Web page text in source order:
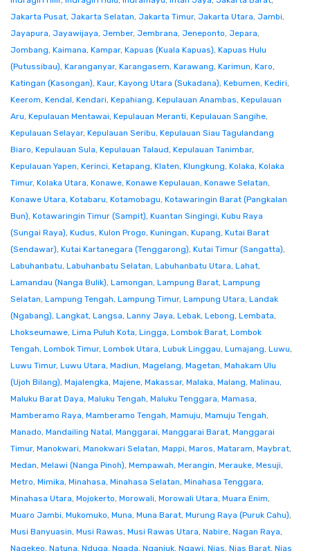
Jakarta Pusat, Jakarta Selatan, Jakarta Timur, Jakarta Utara, Jambi,
Jayapura, Jayawijaya, Jember, Jembrana, Jeneponto, Jepara,
Jombang, Kaimana, Kampar, Kapuas (Kuala Kapuas), Kapuas Hulu
(Putussibau), Karanganyar, Karangasem, Karawang, Karimun, Karo,
Katingan (Kasongan), Kaur, Kayong Utara (Sukadana), Kebumen, Kediri,
Keerom, Kendal, Kendari, Kepahiang, Kepulauan Anambas, Kepulauan
Aru, Kepulauan Mentawai, Kepulauan Meranti, Kepulauan Sangihe,
Kepulauan Selayar, Kepulauan Seribu, Kepulauan Siau Tagulandang
Biaro, Kepulauan Sula, Kepulauan Talaud, Kepulauan Tanimbar,
Kepulauan Yapen, Kerinci, Ketapang, Klaten, Klungkung, Kolaka, Kolaka
Timur, Kolaka Utara, Konawe, Konawe Kepulauan, Konawe Selatan,
Konawe Utara, Kotabaru, Kotamobagu, Kotawaringin Barat (Pangkalan
Bun), Kotawaringin Timur (Sampit), Kuantan Singingi, Kubu Raya
(Sungai Raya), Kudus, Kulon Progo, Kuningan, Kupang, Kutai Barat
(Sendawar), Kutai Kartanegara (Tenggarong), Kutai Timur (Sangatta),
Labuhanbatu, Labuhanbatu Selatan, Labuhanbatu Utara, Lahat,
Lamandau (Nanga Bulik), Lamongan, Lampung Barat, Lampung
Selatan, Lampung Tengah, Lampung Timur, Lampung Utara, Landak
(Ngabang), Langkat, Langsa, Lanny Jaya, Lebak, Lebong, Lembata,
Lhokseumawe, Lima Puluh Kota, Lingga, Lombok Barat, Lombok
Tengah, Lombok Timur, Lombok Utara, Lubuk Linggau, Lumajang, Luwu,
Luwu Timur, Luwu Utara, Madiun, Magelang, Magetan, Mahakam Ulu
(Ujoh Bilang), Majalengka, Majene, Makassar, Malaka, Malang, Malinau,
Maluku Barat Daya, Maluku Tengah, Maluku Tenggara, Mamasa,
Mamberamo Raya, Mamberamo Tengah, Mamuju, Mamuju Tengah,
Manado, Mandailing Natal, Manggarai, Manggarai Barat, Manggarai
Timur, Manokwari, Manokwari Selatan, Mappi, Maros, Mataram, Maybrat,
Medan, Melawi (Nanga Pinoh), Mempawah, Merangin, Merauke, Mesuji,
Metro, Mimika, Minahasa, Minahasa Selatan, Minahasa Tenggara,
Minahasa Utara, Mojokerto, Morowali, Morowali Utara, Muara Enim,
Muaro Jambi, Mukomuko, Muna, Muna Barat, Murung Raya (Puruk Cahu),
Musi Banyuasin, Musi Rawas, Musi Rawas Utara, Nabire, Nagan Raya,
Nagekeo, Natuna, Nduga, Ngada, Nganjuk, Ngawi, Nias, Nias Barat, Nias